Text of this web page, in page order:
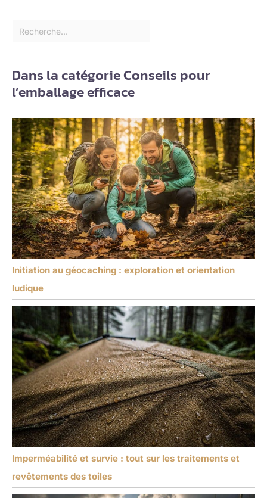
Dans la catégorie Conseils pour
l’emballage efficace
Initiation au géocaching : exploration et orientation
ludique
Imperméabilité et survie : tout sur les traitements et
revêtements des toiles